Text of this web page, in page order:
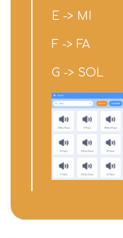
E -> MI
F -> FA
G -> SOL